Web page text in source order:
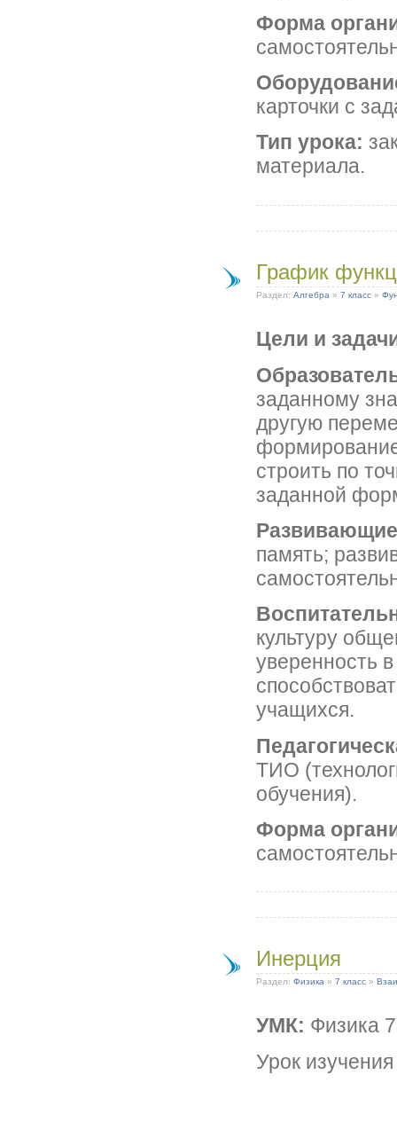
Форма
карточки с
Тип урока:
материала.
График
Раздел: Алгебра » 7 класс »
Цели и
заданному
другую
строить по
заданной
память;
культуру
уверенность
учащихся.
ТИО
обучения).
Форма
Инерция
Раздел: Физика » 7 класс »
УМК: Физика
Урок